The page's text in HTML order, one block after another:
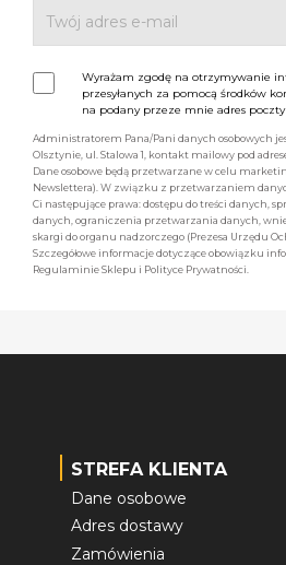
Wyrażam zgodę na otrzymywanie
przesyłanych za pomocą środków
na podany przeze mnie adres
Administratorem Pana/Pani danych osobowych
Olsztynie, ul. Stalowa 1, kontakt mailowy pod
Dane osobowe będą przetwarzane w celu
Newslettera). W związku z przetwarzaniem
Ci następujące prawa: dostępu do treści danych,
danych, ograniczenia przetwarzania danych,
skargi do organu nadzorczego (Prezesa Urzędu
Szczegółowe informacje dotyczące obowiązku
Regulaminie Sklepu i Polityce Prywatności.
STREFA KLIENTA
Dane osobowe
Adres dostawy
Zamówienia